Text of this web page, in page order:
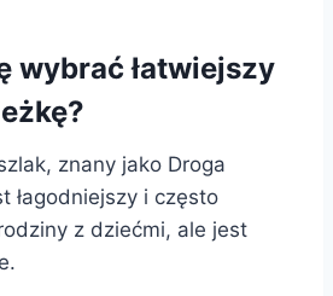
wybrać łatwiejszy
znany jako Droga
łagodniejszy i często
z dziećmi, ale jest